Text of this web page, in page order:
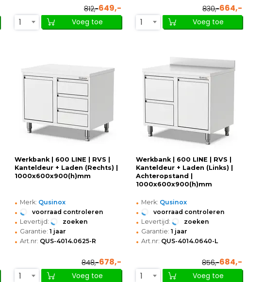
812,-649,-
1
Voeg toe
830,-664,-
1
Voeg toe
Werkbank | 600 LINE | RVS |
Kanteldeur + Laden (Rechts) |
1000x600x900(h)mm
• Merk: Qusinox
• voorraad controleren
• Levertijd: zoeken
• Garantie: 1 jaar
• Art.nr: QUS-4014.0625-R
848,-678,-
1
Voeg toe
Werkbank | 600 LINE | RVS |
Kanteldeur + Laden (Links) |
Achteropstand |
1000x600x900(h)mm
• Merk: Qusinox
• voorraad controleren
• Levertijd: zoeken
• Garantie: 1 jaar
• Art.nr: QUS-4014.0640-L
856,-684,-
1
Voeg toe